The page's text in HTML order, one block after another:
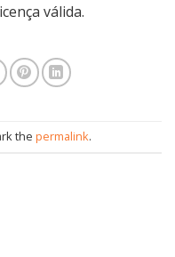
válida.
the permalink.